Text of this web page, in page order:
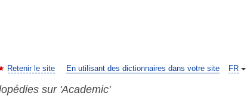
FR
Retenir le site En utilisant des dictionnaires dans votre site
sur 'Academic'